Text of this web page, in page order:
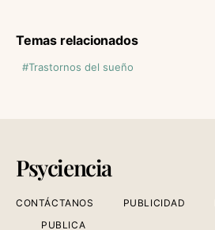
Temas relacionados
Trastornos del sueño
Psyciencia
CONTÁCTANOS PUBLICIDAD
PUBLICA